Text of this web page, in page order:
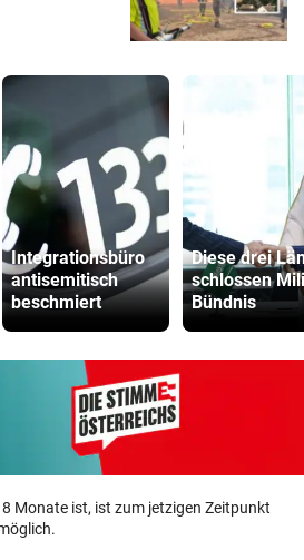
Integrationsbüro
antisemitisch
beschmiert
Diese drei
schlossen
Bündnis
Monate ist, ist zum jetzigen Zeitpunkt